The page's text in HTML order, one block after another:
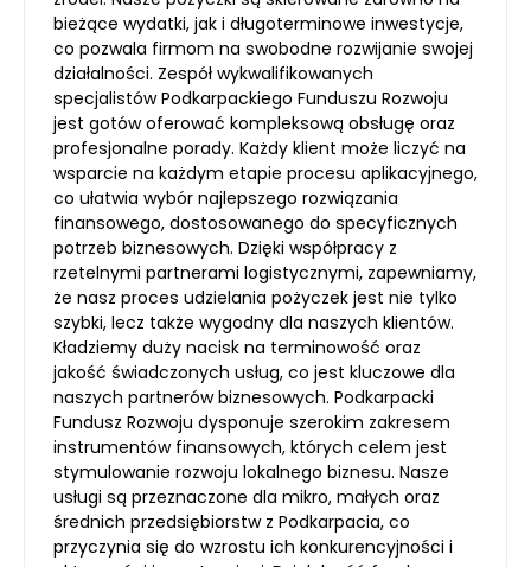
bieżące wydatki, jak i długoterminowe inwestycje,
co pozwala firmom na swobodne rozwijanie swojej
działalności. Zespół wykwalifikowanych
specjalistów Podkarpackiego Funduszu Rozwoju
jest gotów oferować kompleksową obsługę oraz
profesjonalne porady. Każdy klient może liczyć na
wsparcie na każdym etapie procesu aplikacyjnego,
co ułatwia wybór najlepszego rozwiązania
finansowego, dostosowanego do specyficznych
potrzeb biznesowych. Dzięki współpracy z
rzetelnymi partnerami logistycznymi, zapewniamy,
że nasz proces udzielania pożyczek jest nie tylko
szybki, lecz także wygodny dla naszych klientów.
Kładziemy duży nacisk na terminowość oraz
jakość świadczonych usług, co jest kluczowe dla
naszych partnerów biznesowych. Podkarpacki
Fundusz Rozwoju dysponuje szerokim zakresem
instrumentów finansowych, których celem jest
stymulowanie rozwoju lokalnego biznesu. Nasze
usługi są przeznaczone dla mikro, małych oraz
średnich przedsiębiorstw z Podkarpacia, co
przyczynia się do wzrostu ich konkurencyjności i